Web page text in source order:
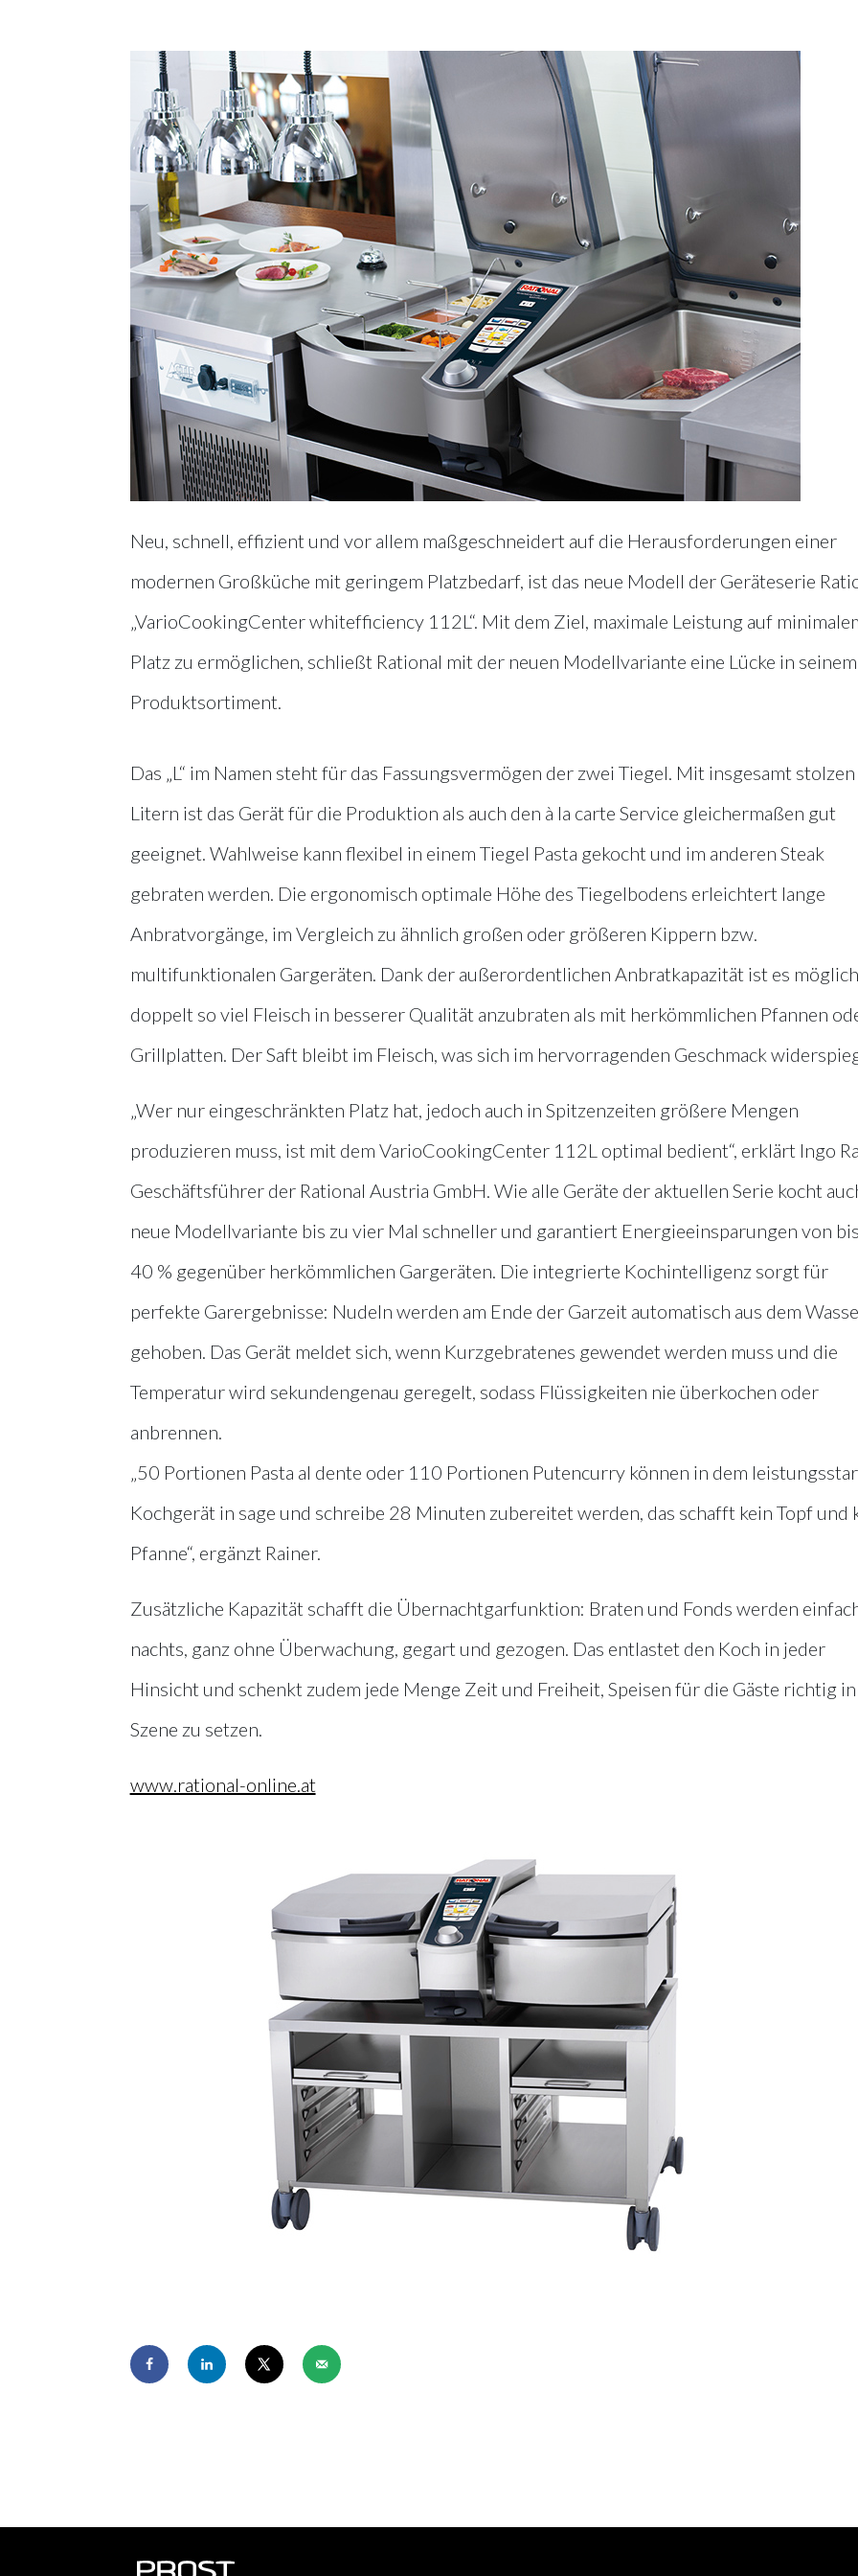
Neu, schnell, effizient und vor allem maßgeschneidert auf die Herausforderungen einer
modernen Großküche mit geringem Platzbedarf, ist das neue Modell der Geräteserie
„VarioCookingCenter whitefficiency 112L“. Mit dem Ziel, maximale Leistung auf
Platz zu ermöglichen, schließt Rational mit der neuen Modellvariante eine Lücke in seinem
Produktsortiment.
Das „L“ im Namen steht für das Fassungsvermögen der zwei Tiegel. Mit insgesamt
Litern ist das Gerät für die Produktion als auch den à la carte Service gleichermaßen gut
geeignet. Wahlweise kann flexibel in einem Tiegel Pasta gekocht und im anderen Steak
gebraten werden. Die ergonomisch optimale Höhe des Tiegelbodens erleichtert lange
Anbratvorgänge, im Vergleich zu ähnlich großen oder größeren Kippern bzw.
multifunktionalen Gargeräten. Dank der außerordentlichen Anbratkapazität ist es möglich,
doppelt so viel Fleisch in besserer Qualität anzubraten als mit herkömmlichen Pfannen
Grillplatten. Der Saft bleibt im Fleisch, was sich im hervorragenden Geschmack
„Wer nur eingeschränkten Platz hat, jedoch auch in Spitzenzeiten größere Mengen
produzieren muss, ist mit dem VarioCookingCenter 112L optimal bedient“, erklärt Ingo
Geschäftsführer der Rational Austria GmbH. Wie alle Geräte der aktuellen Serie kocht
neue Modellvariante bis zu vier Mal schneller und garantiert Energieeinsparungen von
40 % gegenüber herkömmlichen Gargeräten. Die integrierte Kochintelligenz sorgt für
perfekte Garergebnisse: Nudeln werden am Ende der Garzeit automatisch aus dem
gehoben. Das Gerät meldet sich, wenn Kurzgebratenes gewendet werden muss und die
Temperatur wird sekundengenau geregelt, sodass Flüssigkeiten nie überkochen oder
anbrennen.
„50 Portionen Pasta al dente oder 110 Portionen Putencurry können in dem
Kochgerät in sage und schreibe 28 Minuten zubereitet werden, das schafft kein Topf und
Pfanne“, ergänzt Rainer.
Zusätzliche Kapazität schafft die Übernachtgarfunktion: Braten und Fonds werden
nachts, ganz ohne Überwachung, gegart und gezogen. Das entlastet den Koch in jeder
Hinsicht und schenkt zudem jede Menge Zeit und Freiheit, Speisen für die Gäste richtig in
Szene zu setzen.
www.rational-online.at